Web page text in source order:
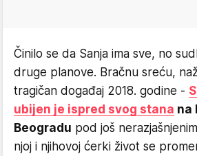
Činilo se da Sanja ima sve, no
druge planove. Bračnu sreću,
tragičan događaj 2018. godine -
ubijen je ispred svog stana na
Beogradu pod još
njoj i njihovoj ćerki život se